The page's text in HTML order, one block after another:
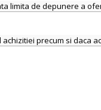
limita de depunere a